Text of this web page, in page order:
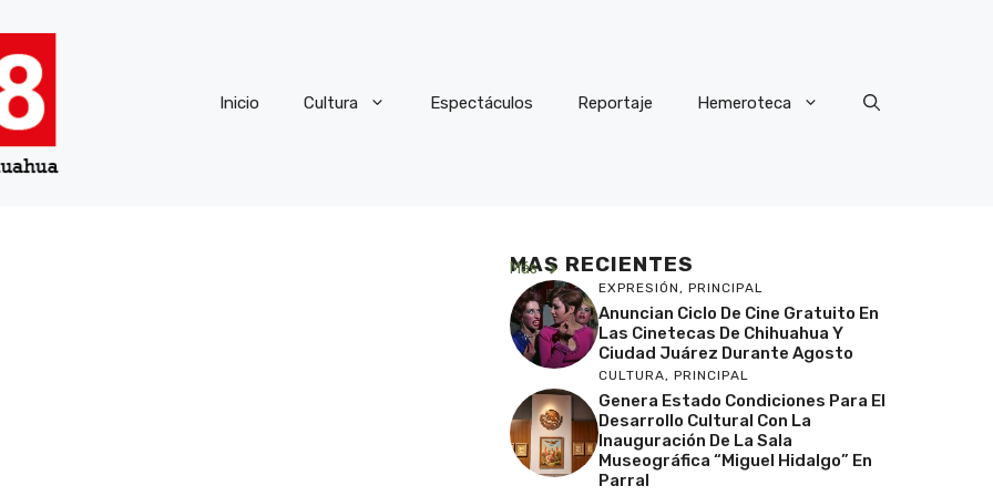
Inicio Cultura Espectáculos Reportaje Hemeroteca
MAS RECIENTES
Más
EXPRESIÓN, PRINCIPAL
Anuncian Ciclo De Cine Gratuito En
Las Cinetecas De Chihuahua Y
Ciudad Juárez Durante Agosto
CULTURA, PRINCIPAL
Genera Estado Condiciones Para El
Desarrollo Cultural Con La
Inauguración De La Sala
Museográfica “Miguel Hidalgo” En
Parral